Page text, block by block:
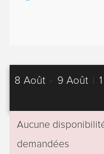
8 Août - 9 Août
Aucune
demandées